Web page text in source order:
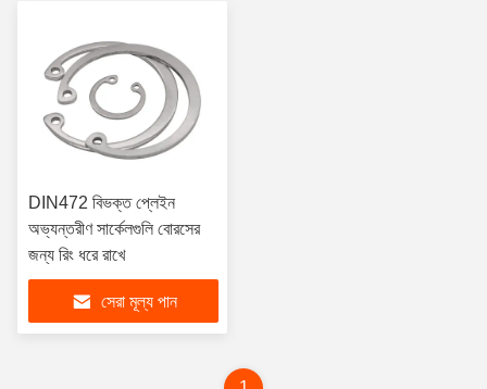
DIN472 বিভক্ত প্লেইন
অভ্যন্তরীণ সার্কেলগুলি বোরসের
জন্য রিং ধরে রাখে
সেরা মূল্য পান